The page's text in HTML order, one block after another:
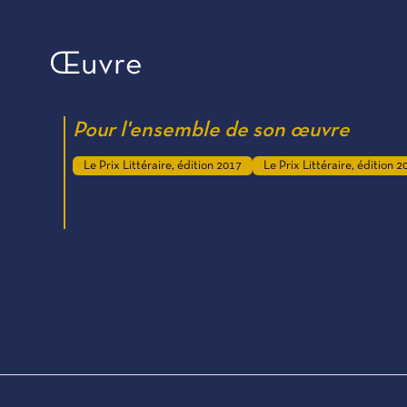
Œuvre
Pour l'ensemble de son œuvre
Le Prix Littéraire, édition 2017 Le Prix Littéraire, édition